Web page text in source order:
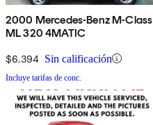
2000 Mercedes-Benz M-Class
ML 320 4MATIC
$6,394 Sin calificación
Incluye tarifas de conc.